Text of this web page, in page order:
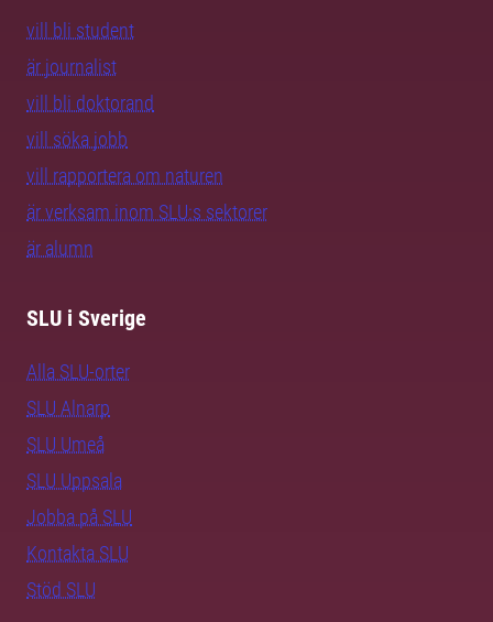
vill bli student
är journalist
vill bli doktorand
vill söka jobb
vill rapportera om naturen
är verksam inom SLU:s sektorer
är alumn
SLU i Sverige
Alla SLU-orter
SLU Alnarp
SLU Umeå
SLU Uppsala
Jobba på SLU
Kontakta SLU
Stöd SLU